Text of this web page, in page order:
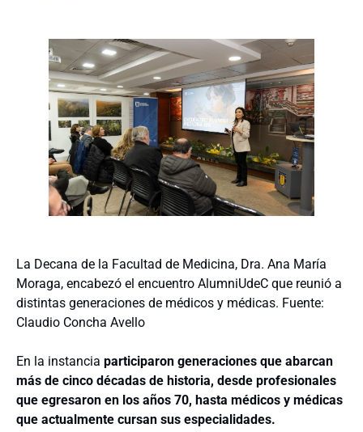
La Decana de la Facultad de Medicina, Dra. Ana María
Moraga, encabezó el encuentro AlumniUdeC que reunió a
distintas generaciones de médicos y médicas. Fuente:
Claudio Concha Avello
En la instancia participaron generaciones que abarcan
más de cinco décadas de historia, desde profesionales
que egresaron en los años 70, hasta médicos y médicas
que actualmente cursan sus especialidades.